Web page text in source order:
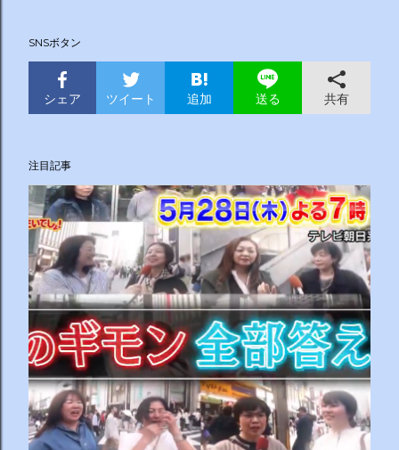
SNSボタン
シェア ツイート 追加 送る 共有
注目記事